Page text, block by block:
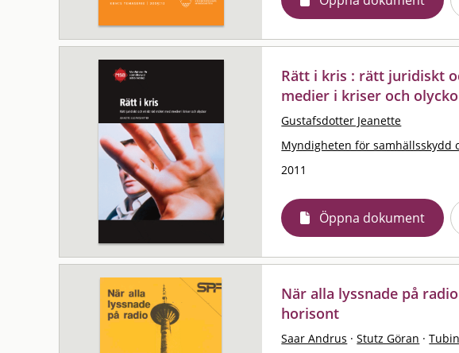
Rätt i kris : rätt juridiskt
medier i kriser och
Gustafsdotter Jeanette
Myndigheten för samhällsskydd
2011
Öppna dokument
När alla lyssnade på
horisont
Saar Andrus · Stutz Göran ·